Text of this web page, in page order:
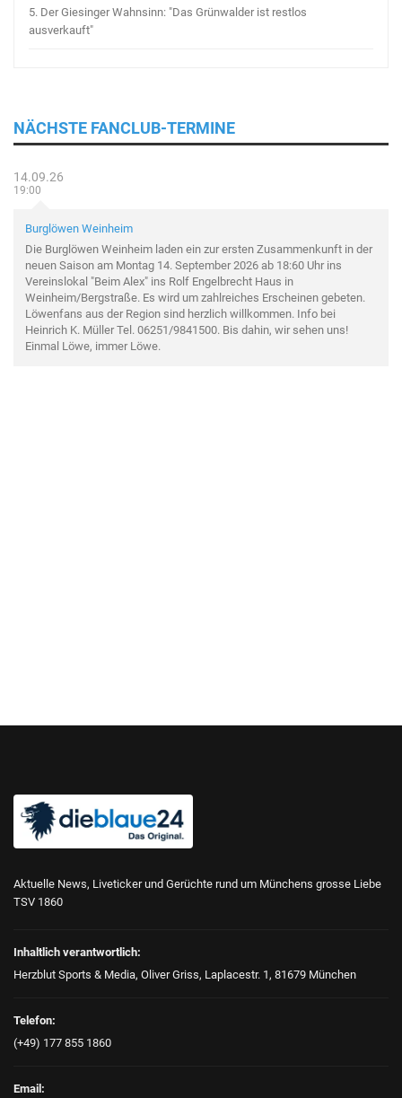
5. Der Giesinger Wahnsinn: "Das Grünwalder ist restlos
ausverkauft"
NÄCHSTE FANCLUB-TERMINE
14.09.26
19:00
Burglöwen Weinheim
Die Burglöwen Weinheim laden ein zur ersten Zusammenkunft in der
neuen Saison am Montag 14. September 2026 ab 18:60 Uhr ins
Vereinslokal "Beim Alex" ins Rolf Engelbrecht Haus in
Weinheim/Bergstraße. Es wird um zahlreiches Erscheinen gebeten.
Löwenfans aus der Region sind herzlich willkommen. Info bei
Heinrich K. Müller Tel. 06251/9841500. Bis dahin, wir sehen uns!
Einmal Löwe, immer Löwe.
Aktuelle News, Liveticker und Gerüchte rund um Münchens grosse Liebe
TSV 1860
Inhaltlich verantwortlich:
Herzblut Sports & Media, Oliver Griss, Laplacestr. 1, 81679 München
Telefon:
(+49) 177 855 1860
Email: